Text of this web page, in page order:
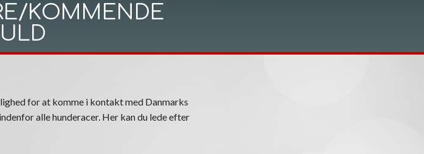
KOMMENDE
for at komme i kontakt med Danmarks
alle hunderacer. Her kan du lede efter